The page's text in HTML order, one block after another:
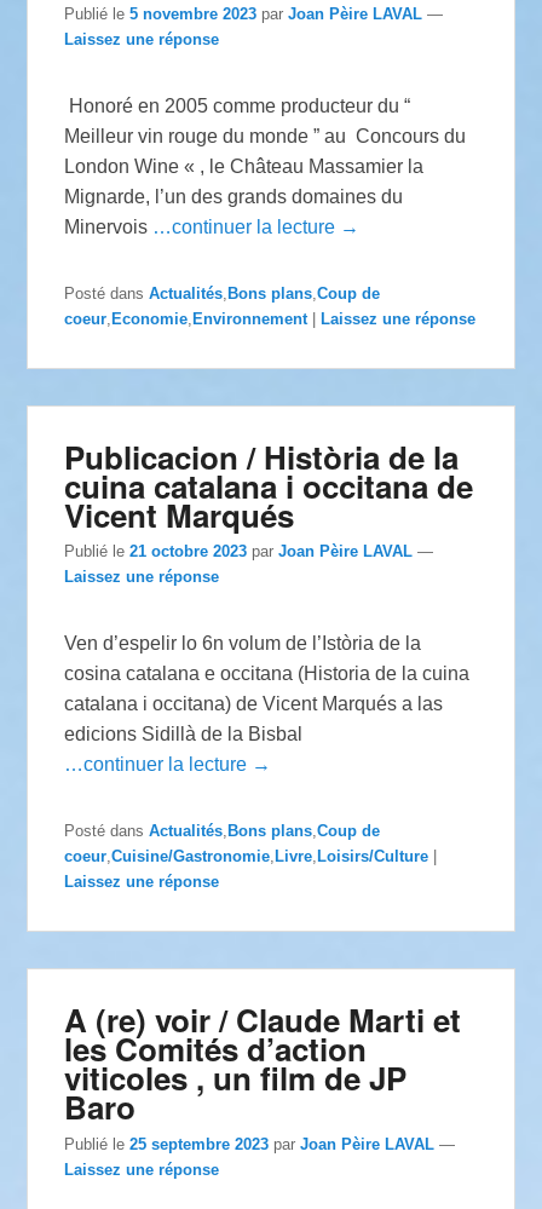
Publié le5 novembre 2023 parJoan Pèire LAVAL —
Laissez une réponse
Honoré en 2005 comme producteur du “
Meilleur vin rouge du monde ” au Concours du
London Wine « , le Château Massamier la
Mignarde, l’un des grands domaines du
Minervois …continuer la lecture →
Posté dans Actualités ,Bons plans ,Coup de
coeur ,Economie ,Environnement |Laissez une réponse
Publicacion / Història de la
cuina catalana i occitana de
Vicent Marqués
Publié le21 octobre 2023 parJoan Pèire LAVAL —
Laissez une réponse
Ven d’espelir lo 6n volum de l’Istòria de la
cosina catalana e occitana (Historia de la cuina
catalana i occitana) de Vicent Marqués a las
edicions Sidillà de la Bisbal
…continuer la lecture →
Posté dans Actualités, Bons plans,Coup de
coeur,Cuisine/Gastronomie, Livre, Loisirs/Culture
Laissez une réponse
A (re) voir / Claude Marti et
les Comités d’action
viticoles , un film de JP
Baro
Publié le25 septembre 2023 parJoan Pèire LAVAL —
Laissez une réponse